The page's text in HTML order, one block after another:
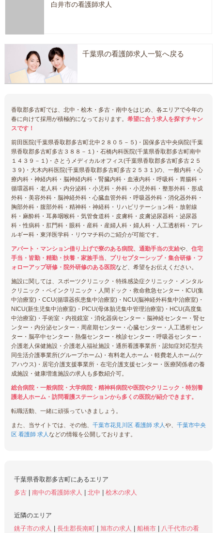
白井市の看護師求人
千葉県の看護師求人一覧へ戻る
香取郡多古町では、北中・桧木・多古・南中をはじめ、各エリアで今年の
春に向けて採用が積極的になっております。 希望に合う求人を探すチャン
スです！
前田医院(千葉県香取郡多古町北中２８０５－５)・国保多古中央病院(千葉
県香取郡多古町多古３８８－１)・石橋内科医院(千葉県香取郡多古町南中
１４３９－１)・さとうメディカルオフィス(千葉県香取郡多古町多古２５
３９)・大木内科医院(千葉県香取郡多古町多古２５３１)の、一般内科・心
療内科・神経内科・脳神経内科・腎臓内科・血液内科・呼吸科・胃腸科・
循環器科・老人科・内分泌科・小児科・外科・小児外科・整形外科・形成
外科・美容外科・脳神経外科・心臓血管外科・呼吸器外科・消化器外科・
胸部外科・腹部外科・精神科・神経科・リハビリテーション科・放射線
科・麻酔科・耳鼻咽喉科・気管食道科・皮膚科・皮膚泌尿器科・泌尿器
科・性病科・肛門科・眼科・産科・産婦人科・婦人科・人工透析科・アレ
ルギー科・東洋医学科・リウマチ科のご紹介が可能です。
アパート・マンション借り上げで寮のある病院、通勤手当の支給や、 住宅
手当・皆勤・精勤・扶養・家族手当、プリセプターシップ・集合研修・フ
ォローアップ研修・院外研修のある医院など、希望をお伝えください。
施設に関しては、スポーツクリニック・特殊感染症クリニック・メンタル
クリニック・ペインクリニック・人間ドック・救命救急センター・ICU(集
中治療室)・CCU(循環器疾患集中治療室)・NCU(脳神経外科集中治療室)・
NICU(新生児集中治療室)・PICU(母体胎児集中管理治療室)・HCU(高度集
中治療室)・手術室・内視鏡室・消化器病センター・脳神経センター・腎セ
ンター・内分泌センター・周産期センター・心臓センター・人工透析セン
ター・脳卒中センター・熱傷センター・検診センター・呼吸器センター・
介護老人保健施設・介護老人福祉施設・通所看護事業所・認知症対応型共
同生活介護事業所(グループホーム)・有料老人ホーム・軽費老人ホーム(ケ
アハウス)・居宅介護支援事業所・在宅介護支援センター・医療関係者の養
成施設・健康増進施設の求人も多数紹介可。
総合病院・一般病院・大学病院・精神科病院や医院やクリニック・特別養
護老人ホーム・訪問看護ステーションから多くの医院が紹介できます。
転職活動、一緒に頑張っていきましょう。
また、当サイトでは、その他、 千葉市花見川区 看護師 求人や、 千葉市中央
区 看護師 求人などの情報を公開しております。
千葉県香取郡多古町にあるエリア
多古
南中の看護師求人 北中 桧木の求人
近隣のエリア
銚子市の求人
長生郡長南町 旭市の求人 船橋市
八千代市の看